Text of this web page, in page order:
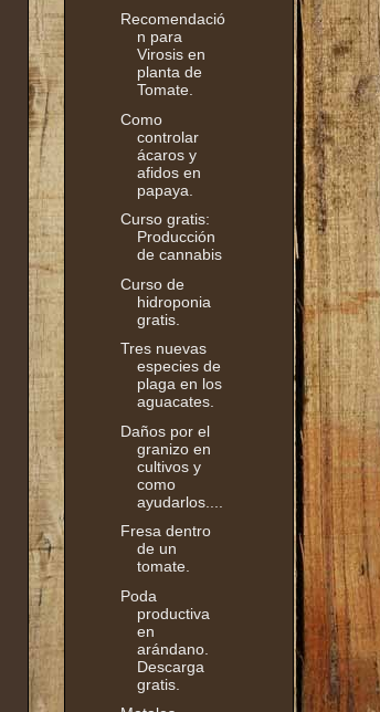
Recomendació
n para
Virosis en
planta de
Tomate.
Como
controlar
ácaros y
afidos en
papaya.
Curso gratis:
Producción
de cannabis
Curso de
hidroponia
gratis.
Tres nuevas
especies de
plaga en los
aguacates.
Daños por el
granizo en
cultivos y
como
ayudarlos....
Fresa dentro
de un
tomate.
Poda
productiva
en
arándano.
Descarga
gratis.